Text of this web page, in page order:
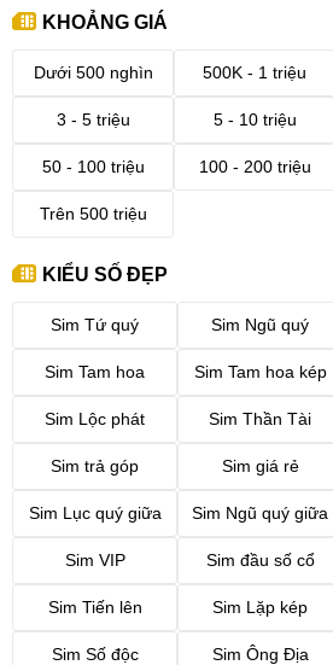
KHOẢNG GIÁ
Dưới 500 nghìn 500K - 1 triệu
3 - 5 triệu 5 - 10 triệu
50 - 100 triệu 100 - 200 triệu
Trên 500 triệu
KIỂU SỐ ĐẸP
Sim Tứ quý Sim Ngũ quý
Sim Tam hoa Sim Tam hoa kép
Sim Lộc phát Sim Thần Tài
Sim trả góp Sim giá rẻ
Sim Lục quý giữa Sim Ngũ quý giữa
Sim VIP Sim đầu số cổ
Sim Tiến lên Sim Lặp kép
Sim Số độc Sim Ông Địa